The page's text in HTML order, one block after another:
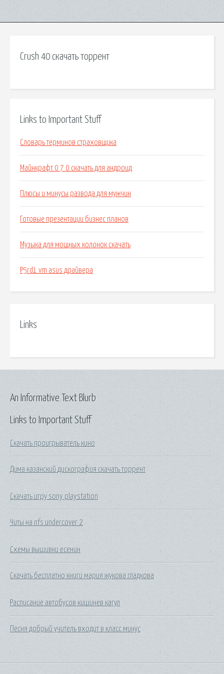
Crush 40 скачать торрент
Links to Important Stuff
Словарь терминов страховщика
Майнкрафт 0 7 0 скачать для андроид
Плюсы и минусы развода для мужчин
Готовые презентации бизнес планов
Музыка для мощных колонок скачать
P5rd1 vm asus драйвера
Links
Links to Important Stuff
Скачать проигрыватель кино
Дима казанский дискография скачать торрент
Скачать игру sony playstation
Читы на nfs undercover 2
Схемы вышивки есенин
Скачать бесплатно книги мария жукова гладкова
Расписание автобусов кишинев кагул
Песня добрый учитель входит в класс минус
An Informative Text Blurb